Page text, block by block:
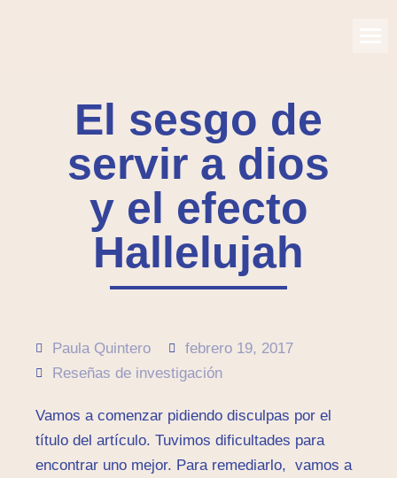
El sesgo de
servir a dios
y el efecto
Hallelujah
Paula Quintero
febrero 19, 2017
Reseñas de investigación
Vamos a comenzar pidiendo disculpas por el
título del artículo. Tuvimos dificultades para
encontrar uno mejor. Para remediarlo, vamos a